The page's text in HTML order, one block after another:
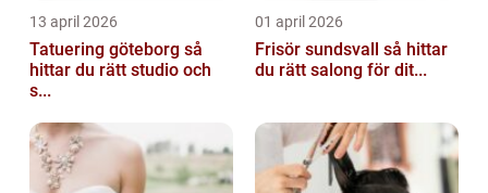
13 april 2026
Tatuering göteborg så
hittar du rätt studio och
s...
01 april 2026
Frisör sundsvall så hittar
du rätt salong för dit...